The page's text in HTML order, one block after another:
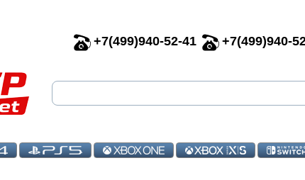
+7(499)940-52-41 +7(499)940-